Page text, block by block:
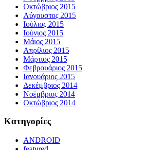
Οκτώβριος 2015
Αύγουστος 2015
Ιούλιος 2015
Ιούνιος 2015
Μάιος 2015
Απρίλιος 2015
Μάρτιος 2015
Φεβρουάριος 2015
Ιανουάριος 2015
Δεκέμβριος 2014
Νοέμβριος 2014
Οκτώβριος 2014
Kατηγορίες
ANDROID